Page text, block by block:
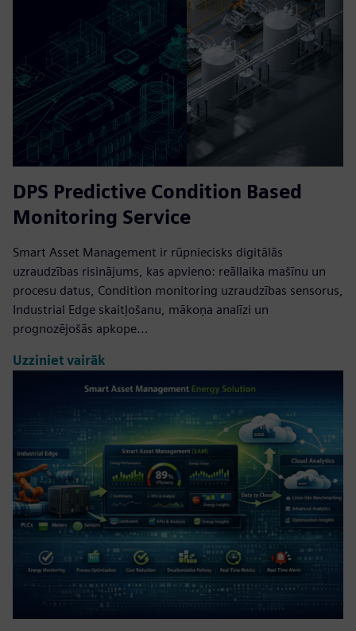
DPS Predictive Condition Based
Monitoring Service
Smart Asset Management ir rūpniecisks digitālās
uzraudzības risinājums, kas apvieno: reāllaika mašīnu un
procesu datus, Condition monitoring uzraudzības sensorus,
Industrial Edge skaitļošanu, mākoņa analīzi un
prognozējošās apkope...
Uzziniet vairāk